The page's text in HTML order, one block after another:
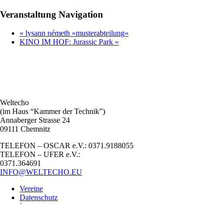
Veranstaltung Navigation
« lysann németh »musterabteilung«
KINO IM HOF: Jurassic Park »
Weltecho
(im Haus “Kammer der Technik”)
Annaberger Strasse 24
09111 Chemnitz
TELEFON – OSCAR e.V.: 0371.9188055
TELEFON – UFER e.V.:
0371.364691
INFO@WELTECHO.EU
Vereine
Datenschutz